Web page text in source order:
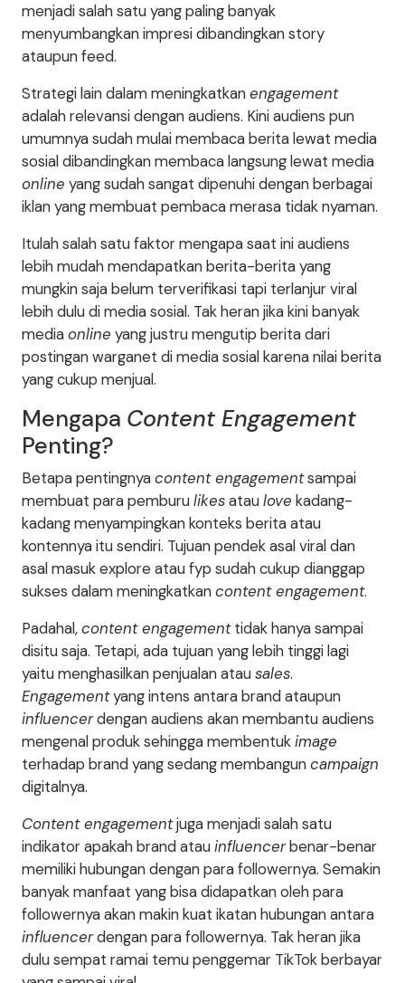
menjadi salah satu yang paling banyak
menyumbangkan impresi dibandingkan story
ataupun feed.
Strategi lain dalam meningkatkanengagement
adalah relevansi dengan audiens. Kini audiens pun
umumnya sudah mulai membaca berita lewat media
sosial dibandingkan membaca langsung lewat media
online yang sudah sangat dipenuhi dengan berbagai
iklan yang membuat pembaca merasa tidak nyaman.
Itulah salah satu faktor mengapa saat ini audiens
lebih mudah mendapatkan berita-berita yang
mungkin saja belum terverifikasi tapi terlanjur viral
lebih dulu di media sosial. Tak heran jika kini banyak
mediaonline yang justru mengutip berita dari
postingan warganet di media sosial karena nilai berita
yang cukup menjual.
Mengapa Content Engagement
Penting?
Betapa pentingnyacontent engagementsampai
membuat para pemburulikesataulove kadang-
kadang menyampingkan konteks berita atau
kontennya itu sendiri. Tujuan pendek asal viral dan
asal masuk explore atau fyp sudah cukup dianggap
sukses dalam meningkatkancontent engagement.
Padahal,content engagementtidak hanya sampai
disitu saja. Tetapi, ada tujuan yang lebih tinggi lagi
yaitu menghasilkan penjualan atausales.
Engagementyang intens antara brand ataupun
influencerdengan audiens akan membantu audiens
mengenal produk sehingga membentukimage
terhadap brand yang sedang membanguncampaign
digitalnya.
Content engagementjuga menjadi salah satu
indikator apakah brand atauinfluencerbenar-benar
memiliki hubungan dengan para followernya. Semakin
banyak manfaat yang bisa didapatkan oleh para
followernya akan makin kuat ikatan hubungan antara
influencerdengan para followernya. Tak heran jika
dulu sempat ramai temu penggemar TikTok berbayar